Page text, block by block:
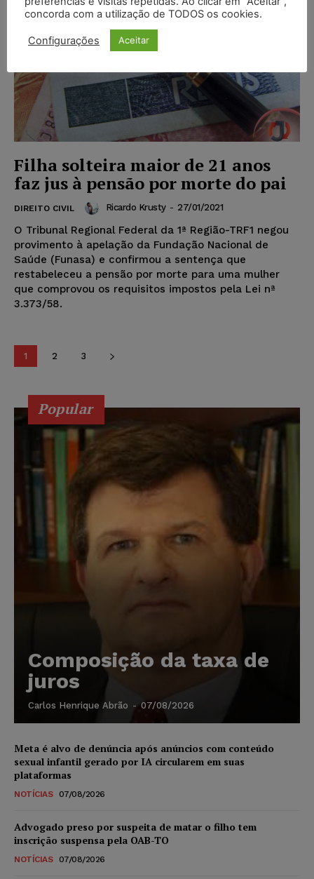
Filha solteira maior de 21 anos
faz jus à pensão por morte do pai
DIREITO CIVIL Ricardo Krusty - 27/01/2021
O Tribunal Regional Federal da 1ª Região-TRF1 negou
provimento à apelação da Fundação Nacional de
Saúde (Funasa) e confirmou a sentença que
restabeleceu a pensão por morte para uma mulher
que comprovou os requisitos impostos pela Lei nª
3.373/58.
1 2 3
Popular
Composição da taxa de
juros
Carlos Henrique Abrão - 07/08/2026
Meta é alvo de denúncia após anúncios com conteúdo
sexual infantil gerado por IA circularem em suas
plataformas
NOTÍCIAS 07/08/2026
Advogado preso por suspeita de matar o filho tem
inscrição suspensa pela OAB-TO
NOTÍCIAS 07/08/2026
concorda com a utilização de TODOS os cookies.
Configurações Aceitar